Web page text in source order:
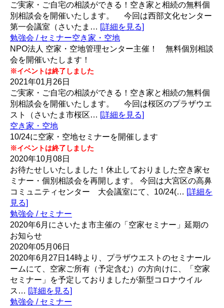
ご実家・ご自宅の相談ができる！空き家と相続の無料個
別相談会を開催いたします。 今回は西部文化センター
第一会議室（さいたま… [詳細を見る]
勉強会 / セミナー空き家・空地
NPO法人 空家・空地管理センター主催！ 無料個別相談
会を開催いたします！
※イベントは終了しました
2021年01月26日
ご実家・ご自宅の相談ができる！空き家と相続の無料個
別相談会を開催いたします。 今回は桜区のプラザウエ
スト（さいたま市桜区… [詳細を見る]
空き家・空地
10/24に空家・空地セミナーを開催します
※イベントは終了しました
2020年10月08日
お待たせしいたしました！休止しておりました空き家セ
ミナー・個別相談会を再開します。 今回は大宮区の高鼻
コミュニティセンター 大会議室にて、10/24(… [詳細を
見る]
勉強会 / セミナー
2020年6月にさいたま市主催の「空家セミナー」延期の
お知らせ
2020年05月06日
2020年6月27日14時より、プラザウエストのセミナール
ームにて、空家ご所有（予定含む）の方向けに、「空家
セミナー」を予定しておりましたが新型コロナウイル
ス… [詳細を見る]
勉強会 / セミナー